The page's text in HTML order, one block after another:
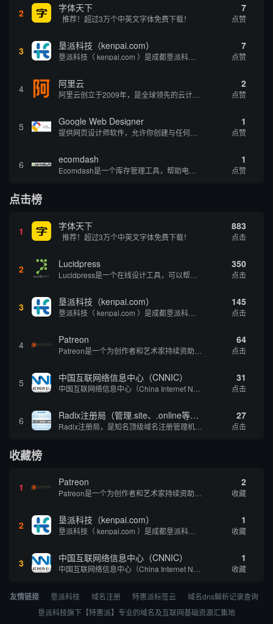
2 字体天下
推荐！超过3万个中英文字体免费下载！
7
点赞
3 垦派科技（kenpai.com） 7
点赞
4 阿里云 2
点赞
5 Google Web Designer 1
点赞
6 ecomdash 1
点赞
点击榜
1 字体天下
推荐！超过3万个中英文字体免费下载！
883
点击
2 Lucidpress 350
点击
3 垦派科技（kenpai.com） 145
点击
4 Patreon 64
点击
5 中国互联网络信息中心（CNNIC） 31
点击
6 Radix注册局（管理.site、.online等顶级域名） 27
点击
收藏榜
1 Patreon 2
收藏
2 垦派科技（kenpai.com） 1
收藏
3 中国互联网络信息中心（CNNIC） 1
收藏
友情链接 垦派科技 域名注册 特惠派标签云
域名dns解析记录查询
垦派科技旗下【特惠派】专业的域名及互联网基础资源汇集地